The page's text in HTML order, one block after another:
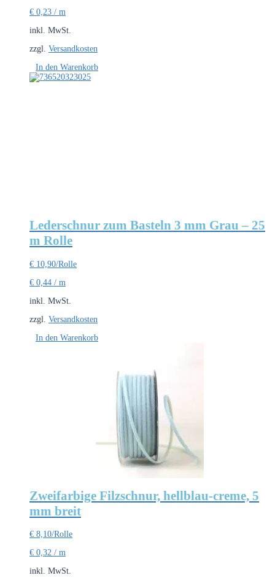
€ 0,23 / m
inkl. MwSt.
zzgl. Versandkosten
In den Warenkorb
Lederschnur zum Basteln 3 mm Grau – 25
m Rolle
€ 10,90/Rolle
€ 0,44 / m
inkl. MwSt.
zzgl. Versandkosten
In den Warenkorb
Zweifarbige Filzschnur, hellblau-creme, 5
mm breit
€ 8,10/Rolle
€ 0,32 / m
inkl. MwSt.